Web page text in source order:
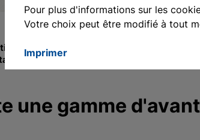
Pour plus d'informations sur les
Votre choix peut être modifié à tout
Imprimer
peut être aussi simple que ça !
du fonctionnement automatique des
une gamme